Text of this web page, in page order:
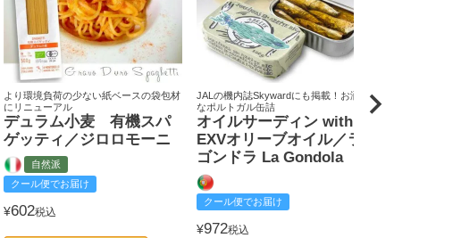
より環境負荷の少ない紙ベースの袋包材
にリニューアル
デュラム小麦 有機スパ
ゲッティ／ジロロモーニ
自然派
クール便でお届け
¥602税込
JALの機内誌Skywardにも掲載！お洒落
なポルトガル缶詰
オイルサーディン with
EXVオリーブオイル／ラ
ゴンドラ La Gondola
クール便でお届け
¥972税込